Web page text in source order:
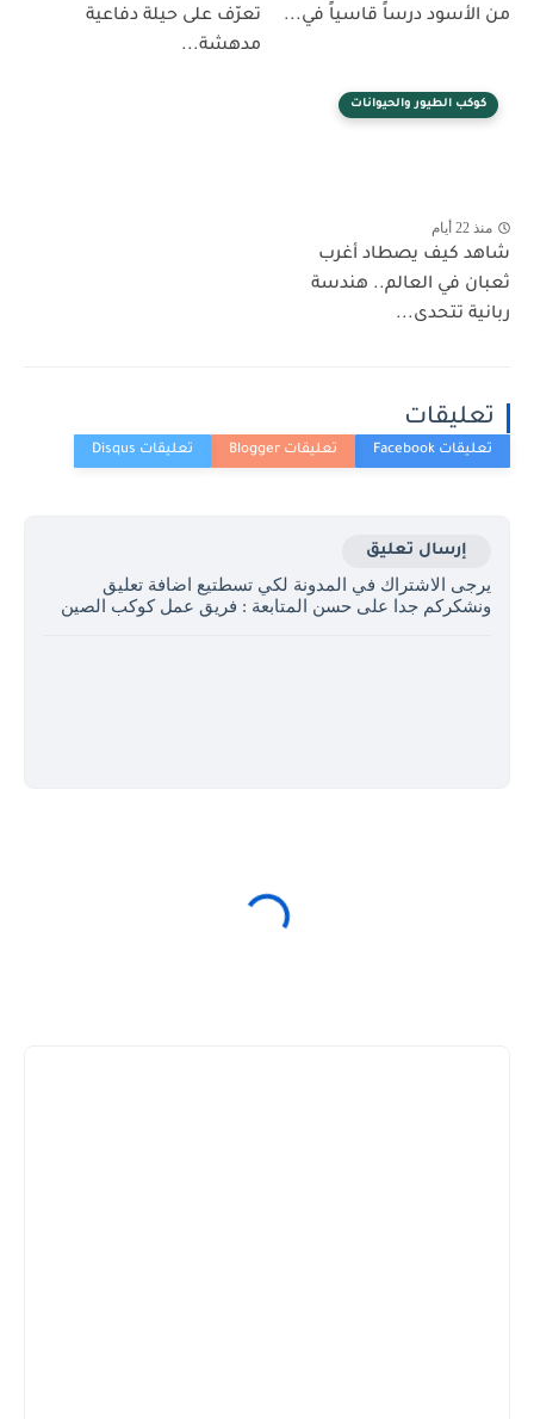
من الأسود درساً قاسياً في...
تعرّف على حيلة دفاعية
مدهشة...
كوكب الطيور والحيوانات
منذ 22 أيام
شاهد كيف يصطاد أغرب
ثعبان في العالم.. هندسة
ربانية تتحدى...
تعليقات
إرسال تعليق
يرجى الاشتراك في المدونة لكي تسطتيع اضافة تعليق
ونشكركم جدا على حسن المتابعة : فريق عمل كوكب الصين